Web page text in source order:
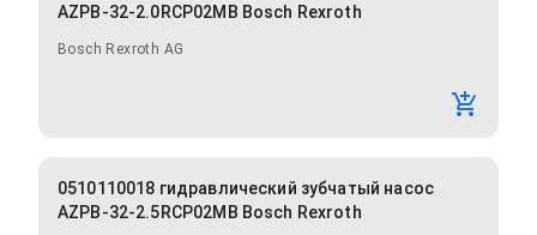
AZPB-32-2.0RCP02MB Bosch Rexroth
Bosch Rexroth AG
0510110018 гидравлический зубчатый насос
AZPB-32-2.5RCP02MB Bosch Rexroth